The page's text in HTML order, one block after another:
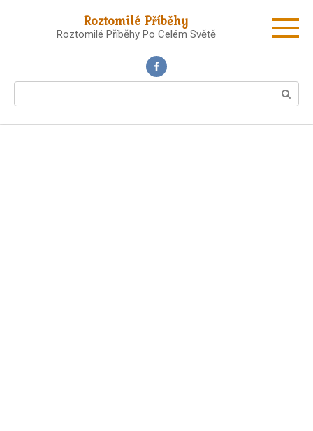
Roztomilé Příběhy
Roztomilé Příběhy Po Celém Světě